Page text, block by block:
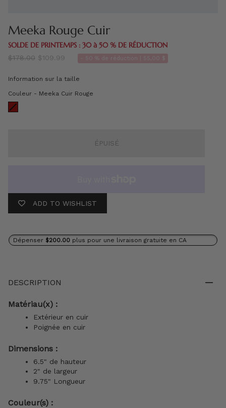
Meeka Rouge Cuir
SOLDE DE PRINTEMPS : 30 à 50 % DE RÉDUCTION
régulier
$178.00 $109.99 - 50 % de réduction | 55,00 $
Information sur la taille
Couleur - Meeka Cuir Rouge
ÉPUISÉ
ADD TO WISHLIST
Dépenser $200.00 plus pour une livraison gratuite en CA
DESCRIPTION
Matériau(x) :
Extérieur en cuir
Poignée en cuir
Dimensions :
6.5" de hauteur
2" de largeur
9.75" Longueur
Couleur(s) :